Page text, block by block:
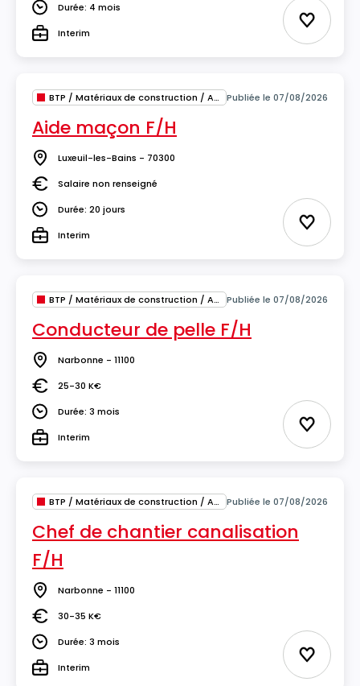
DuréeDurée: 4 mois
TypeInterim Ajouter
BTP / Matériaux de construction / Architecture Publiée le 07/08/2026
Aide maçon F/H
Lieu Luxeuil-les-Bains - 70300
SalaireSalaire non renseigné
DuréeDurée: 20 jours
TypeInterim Ajouter
BTP / Matériaux de construction / Architecture Publiée le 07/08/2026
Conducteur de pelle F/H
Lieu Narbonne - 11100
Salaire25-30 K€
DuréeDurée: 3 mois
TypeInterim Ajouter
BTP / Matériaux de construction / Architecture Publiée le 07/08/2026
Chef de chantier canalisation
F/H
Lieu Narbonne - 11100
Salaire30-35 K€
DuréeDurée: 3 mois
TypeInterim Ajouter